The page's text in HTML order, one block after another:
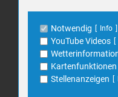
E-Mail:info@bad-
Search
Name
Anbieter
Zweck
Cookie Name
dywc
Notwendig Info
YouTube Videos
Kartenfunktionen
Stellenanzeigen